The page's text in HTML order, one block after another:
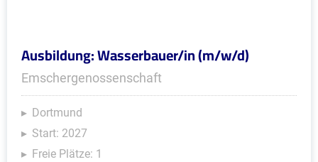
Ausbildung: Wasserbauer/in (m/w/d)
Emschergenossenschaft
Dortmund
Start: 2027
Freie Plätze: 1